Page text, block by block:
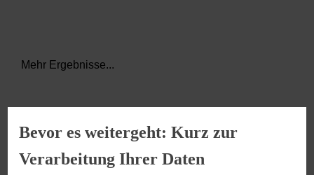
Mehr Ergebnisse...
Bevor es weitergeht: Kurz zur
Verarbeitung Ihrer Daten